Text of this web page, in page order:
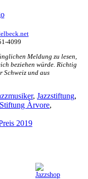
4099
Meldung zu lesen,
beziehen würde. Richtig
Schweiz und aus
, Jazzstiftung,
Stiftung Àrvore,
2019